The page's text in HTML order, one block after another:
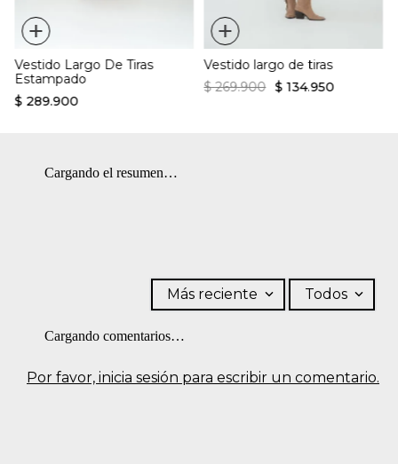
+
Vestido Largo De Tiras
Estampado
$ 289.900
+
Vestido largo de tiras
$ 269.900 $ 134.950
Cargando el resumen…
Por favor, inicia sesión para escribir un comentario.
Más reciente Todos
Cargando comentarios…